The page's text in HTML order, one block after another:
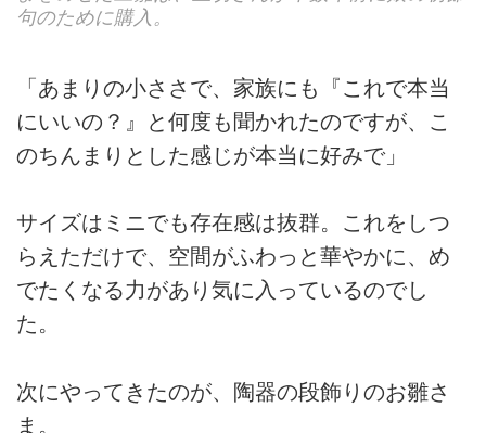
句のために購入。
「あまりの小ささで、家族にも『これで本当
にいいの？』と何度も聞かれたのですが、こ
のちんまりとした感じが本当に好みで」
サイズはミニでも存在感は抜群。これをしつ
らえただけで、空間がふわっと華やかに、め
でたくなる力があり気に入っているのでし
た。
次にやってきたのが、陶器の段飾りのお雛さ
ま。